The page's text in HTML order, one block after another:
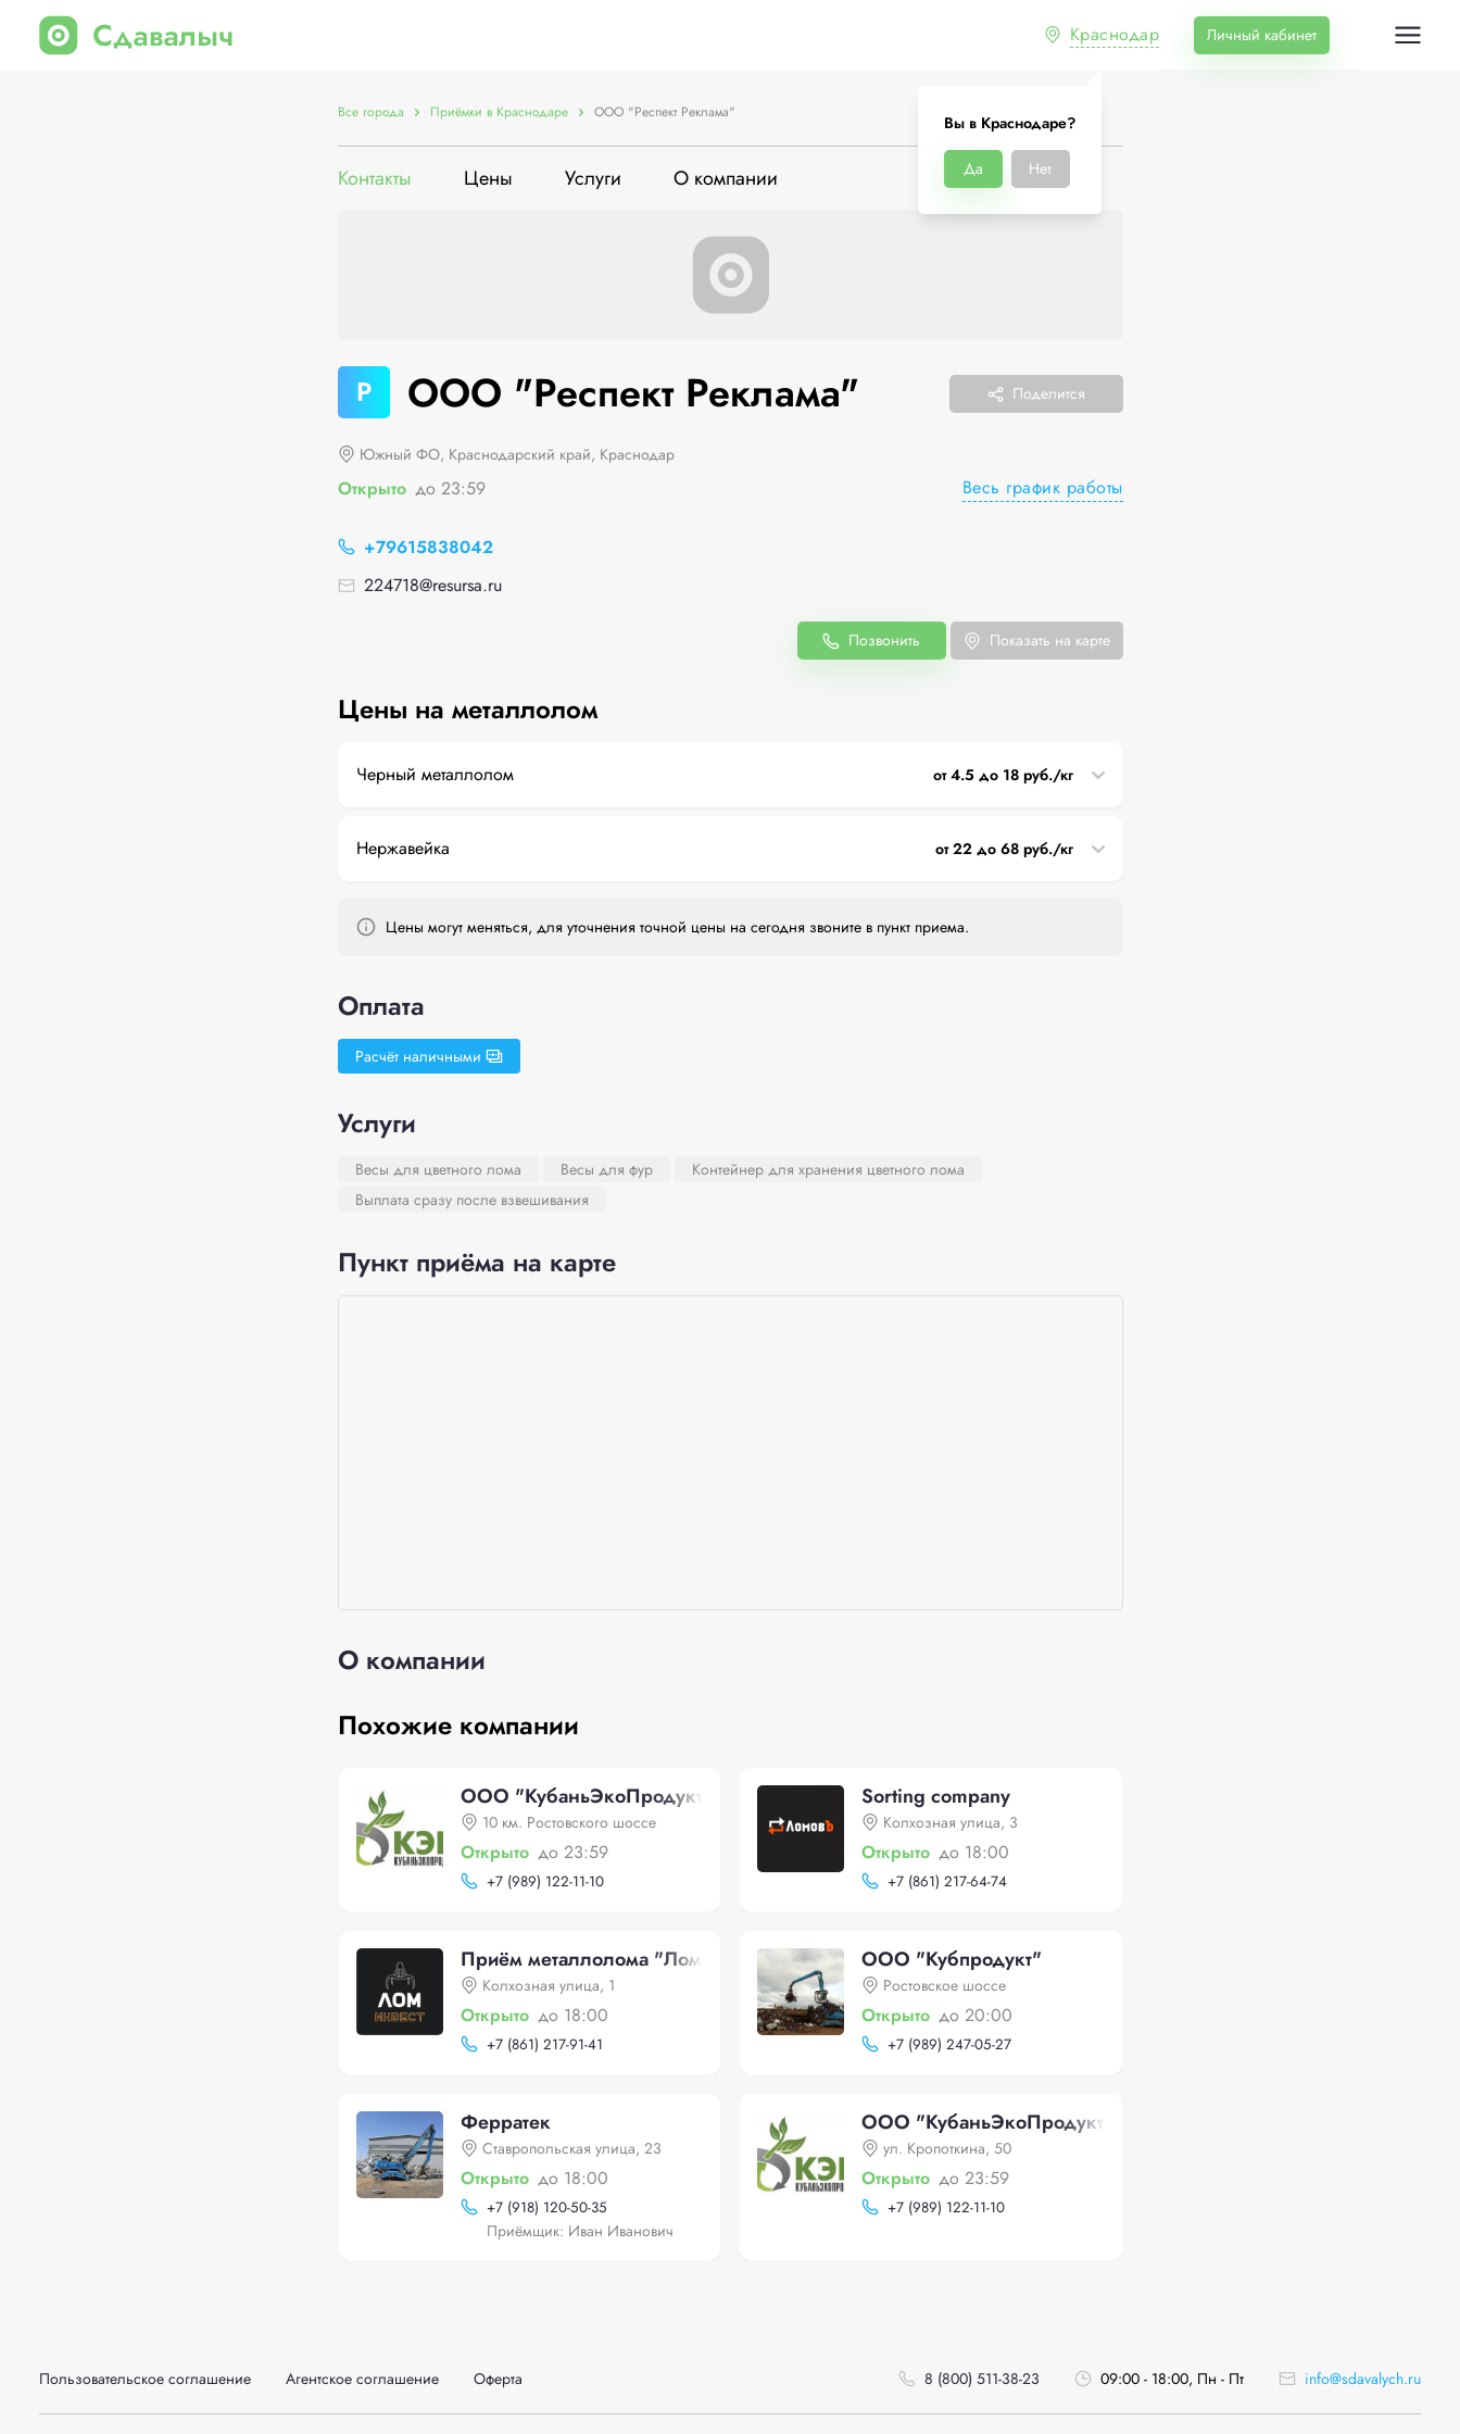
Краснодар
Вы в Краснодаре?
Да Нет
Личный кабинет
Все города Приёмки в Краснодаре ООО "Респект Реклама"
Контакты Цены Услуги О компании
Р ООО "Респект Реклама" Поделится
Южный ФО, Краснодарский край, Краснодар
Открыто до 23:59 Весь график работы
+79615838042
224718@resursa.ru
Позвонить Показать на карте
Цены на металлолом
Черный металлолом от 4.5 до 18 руб./кг
Нержавейка от 22 до 68 руб./кг
Цены могут меняться, для уточнения точной цены на сегодня звоните в пункт приема.
Оплата
Расчёт наличными
Услуги
Весы для цветного лома Весы для фур
Контейнер для хранения цветного лома
Выплата сразу после взвешивания
Пункт приёма на карте
О компании
Похожие компании
ООО "КубаньЭкоПродукт"
10 км. Ростовского шоссе
Открыто до 23:59
+7 (989) 122-11-10
Sorting company
Колхозная улица, 3
Открыто до 18:00
+7 (861) 217-64-74
Приём металлолома "Лом Инвест"
Колхозная улица, 1
Открыто до 18:00
+7 (861) 217-91-41
ООО "Кубпродукт"
Ростовское шоссе
Открыто до 20:00
+7 (989) 247-05-27
Ферратек
Ставропольская улица, 23
Открыто до 18:00
+7 (918) 120-50-35
Приёмщик: Иван Иванович
ООО "КубаньЭкоПродукт"
ул. Кропоткина, 50
Открыто до 23:59
+7 (989) 122-11-10
Пользовательское соглашение Агентское соглашение Оферта 8 (800) 511-38-23 09:00 - 18:00, Пн - Пт info@sdavalych.ru